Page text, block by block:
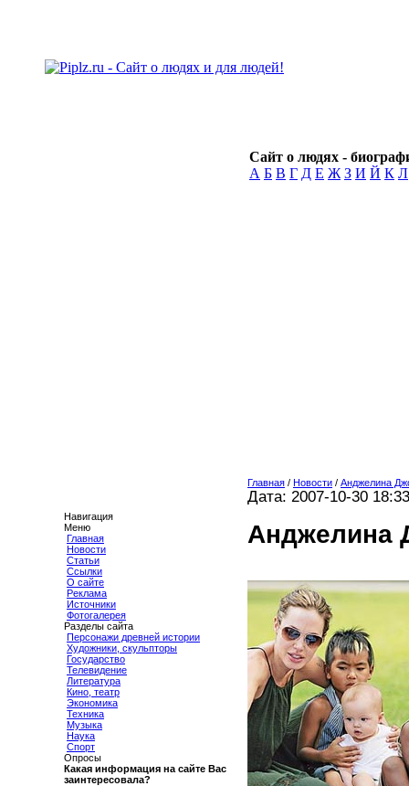
Сайт о людях -
А Б В Г Д Е Ж З И Й К Л
Навигация
Меню
Главная
Новости
Статьи
Ссылки
О сайте
Реклама
Источники
Фотогалерея
Разделы сайта
Персонажи древней истории
Художники, скульпторы
Государство
Телевидение
Литература
Кино, театр
Экономика
Техника
Музыка
Наука
Спорт
Опросы
Какая информация на сайте Вас
заинтересовала?
Главная / Новости / Анджелина
Дата: 2007-10-30 18:33
Анджелина